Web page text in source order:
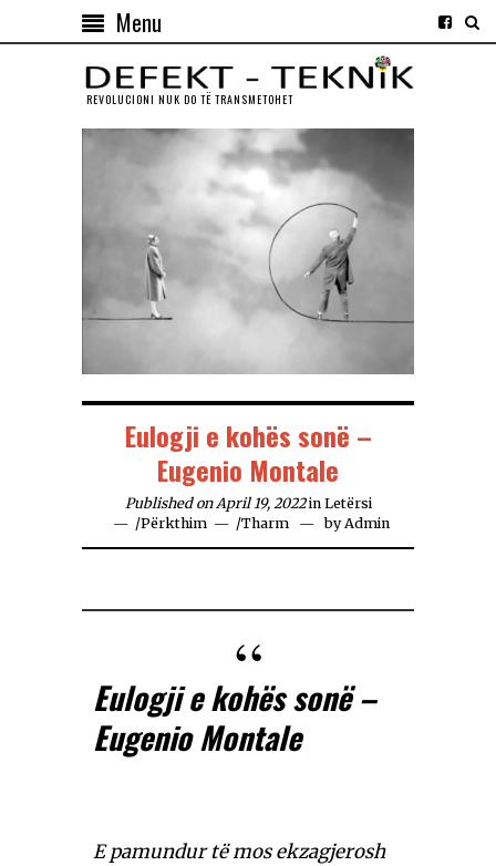
Menu
REVOLUCIONI NUK DO TЁ TRANSMETOHET
Eulogji e kohës sonë –
Eugenio Montale
Published on April 19, 2022 in Letërsi
/Përkthim /Tharm byAdmin
Eulogji e kohës sonë –
Eugenio Montale
E pamundur të mos ekzagjerosh